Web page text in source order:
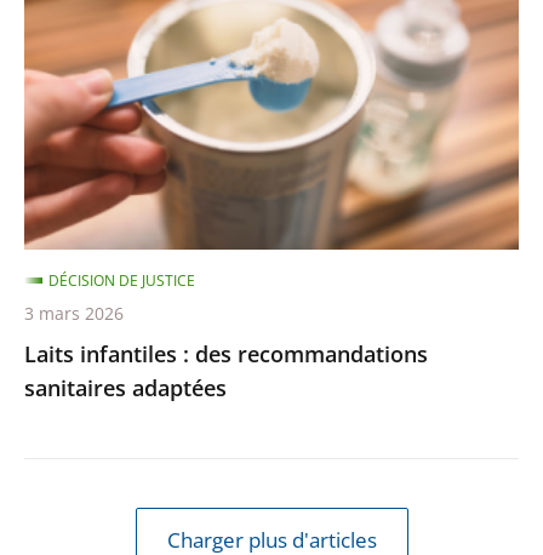
:
recommandations
sanitaires
adaptées
Laits infantiles : des recommandations
sanitaires adaptées
DÉCISION DE JUSTICE
3 mars 2026
Charger plus d'articles